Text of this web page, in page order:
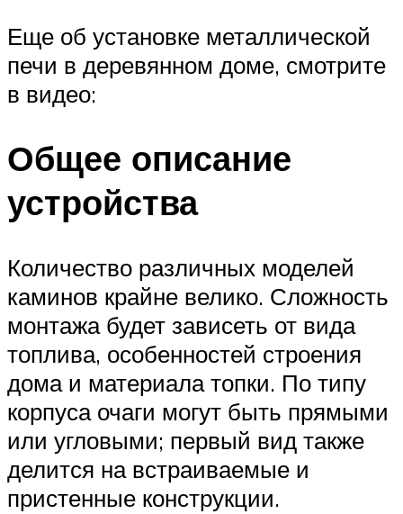
Еще об установке металлической
печи в деревянном доме, смотрите
в видео:
Общее описание
устройства
Количество различных моделей
каминов крайне велико. Сложность
монтажа будет зависеть от вида
топлива, особенностей строения
дома и материала топки. По типу
корпуса очаги могут быть прямыми
или угловыми; первый вид также
делится на встраиваемые и
пристенные конструкции.